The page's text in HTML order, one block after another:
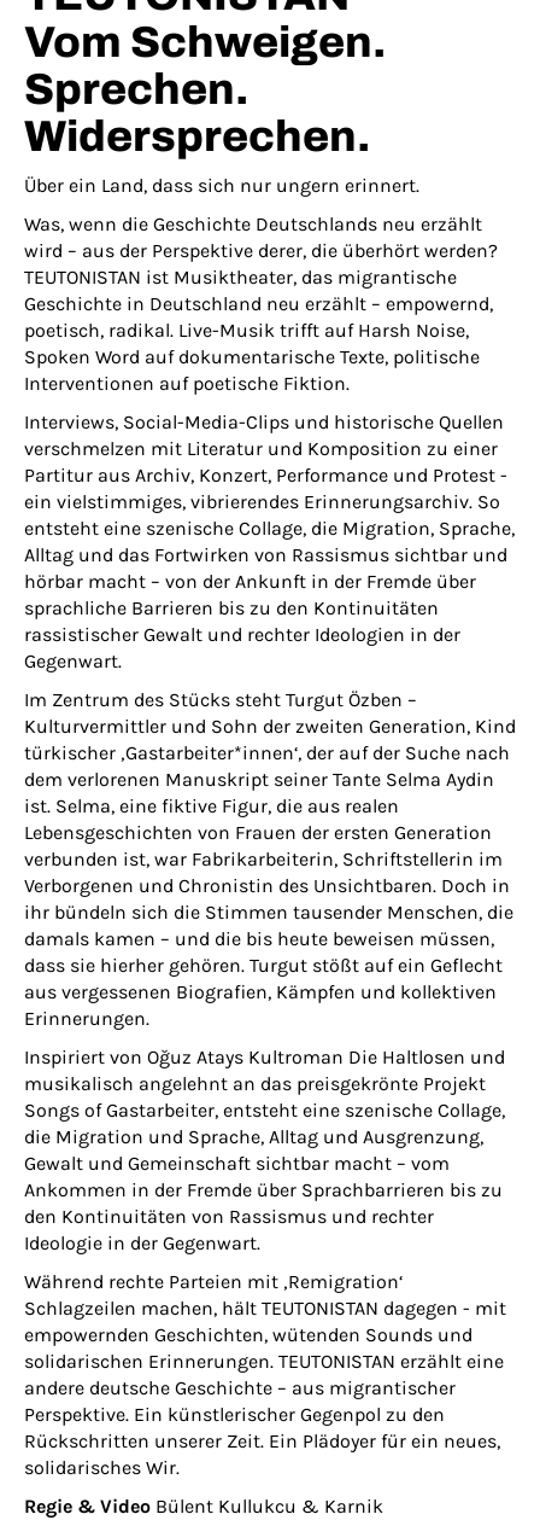
Vom Schweigen.
Sprechen.
Widersprechen.
Über ein Land, dass sich nur ungern erinnert.
Was, wenn die Geschichte Deutschlands neu erzählt
wird – aus der Perspektive derer, die überhört werden?
TEUTONISTAN ist Musiktheater, das migrantische
Geschichte in Deutschland neu erzählt – empowernd,
poetisch, radikal. Live-Musik trifft auf Harsh Noise,
Spoken Word auf dokumentarische Texte, politische
Interventionen auf poetische Fiktion.
Interviews, Social-Media-Clips und historische Quellen
verschmelzen mit Literatur und Komposition zu einer
Partitur aus Archiv, Konzert, Performance und Protest -
ein vielstimmiges, vibrierendes Erinnerungsarchiv. So
entsteht eine szenische Collage, die Migration, Sprache,
Alltag und das Fortwirken von Rassismus sichtbar und
hörbar macht – von der Ankunft in der Fremde über
sprachliche Barrieren bis zu den Kontinuitäten
rassistischer Gewalt und rechter Ideologien in der
Gegenwart.
Im Zentrum des Stücks steht Turgut Özben –
Kulturvermittler und Sohn der zweiten Generation, Kind
türkischer ‚Gastarbeiter*innen‘, der auf der Suche nach
dem verlorenen Manuskript seiner Tante Selma Aydin
ist. Selma, eine fiktive Figur, die aus realen
Lebensgeschichten von Frauen der ersten Generation
verbunden ist, war Fabrikarbeiterin, Schriftstellerin im
Verborgenen und Chronistin des Unsichtbaren. Doch in
ihr bündeln sich die Stimmen tausender Menschen, die
damals kamen – und die bis heute beweisen müssen,
dass sie hierher gehören. Turgut stößt auf ein Geflecht
aus vergessenen Biografien, Kämpfen und kollektiven
Erinnerungen.
Inspiriert von Oğuz Atays Kultroman Die Haltlosen und
musikalisch angelehnt an das preisgekrönte Projekt
Songs of Gastarbeiter, entsteht eine szenische Collage,
die Migration und Sprache, Alltag und Ausgrenzung,
Gewalt und Gemeinschaft sichtbar macht – vom
Ankommen in der Fremde über Sprachbarrieren bis zu
den Kontinuitäten von Rassismus und rechter
Ideologie in der Gegenwart.
Während rechte Parteien mit ‚Remigration‘
Schlagzeilen machen, hält TEUTONISTAN dagegen - mit
empowernden Geschichten, wütenden Sounds und
solidarischen Erinnerungen. TEUTONISTAN erzählt eine
andere deutsche Geschichte – aus migrantischer
Perspektive. Ein künstlerischer Gegenpol zu den
Rückschritten unserer Zeit. Ein Plädoyer für ein neues,
solidarisches Wir.
Regie & Video Bülent Kullukcu & Karnik